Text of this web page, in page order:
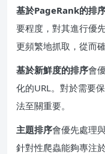
基於PageRank的排
要程度，對其進行優
更頻繁地抓取，從而
基於新鮮度的排序會
化的URL。對於需要
法至關重要。
主題排序會優先處理
針對性爬蟲能夠專注